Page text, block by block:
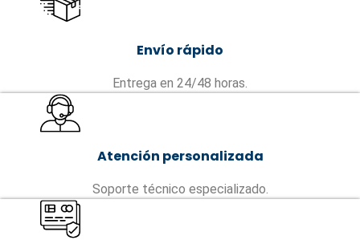
Envío rápido
Entrega en 24/48 horas.
Atención personalizada
Soporte técnico especializado.